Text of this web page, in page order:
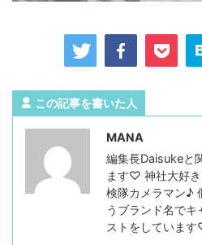
この記事を書いた人
MANA
編集長Daisukeと
ます♡ 神社大好
検隊カメラマン♪
うブランド名でキ
ストをしていま